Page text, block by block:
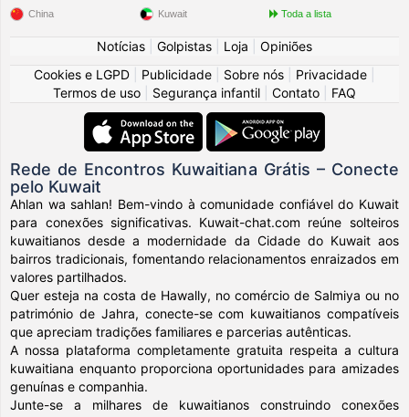
China Kuwait Toda a lista
Notícias Golpistas Loja
Opiniões
Cookies e LGPD
Publicidade Sobre nós Privacidade
Termos de uso
Segurança infantil Contato FAQ
Rede de Encontros Kuwaitiana Grátis – Conecte
pelo Kuwait
Ahlan wa sahlan! Bem-vindo à comunidade confiável do Kuwait
para conexões significativas. Kuwait-chat.com reúne solteiros
kuwaitianos desde a modernidade da Cidade do Kuwait aos
bairros tradicionais, fomentando relacionamentos enraizados em
valores partilhados.
Quer esteja na costa de Hawally, no comércio de Salmiya ou no
património de Jahra, conecte-se com kuwaitianos compatíveis
que apreciam tradições familiares e parcerias autênticas.
A nossa plataforma completamente gratuita respeita a cultura
kuwaitiana enquanto proporciona oportunidades para amizades
genuínas e companhia.
Junte-se a milhares de kuwaitianos construindo conexões